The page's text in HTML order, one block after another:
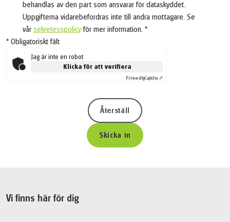
behandlas av den part som ansvarar för dataskyddet.
Uppgifterna vidarebefordras inte till andra mottagare. Se
vår sekretesspolicyför mer information. *
* Obligatoriskt fält
Jag är inte en robot
Klicka för att verifiera
FriendlyCaptcha ⇗
Återställ
Skicka in
Vi finns här för dig